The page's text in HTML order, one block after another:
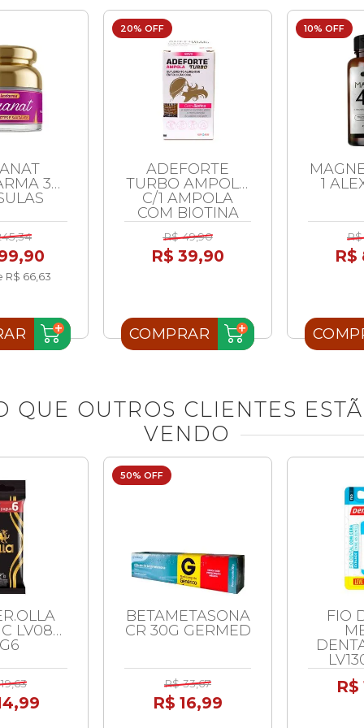
30
R$ 66,63
20% OFF
ADEFORTE
TURBO AMPOLA
C/1 AMPOLA
COM BIOTINA
3ML
R$ 49,90
R$ 39,90
COMPRAR
10% OFF
1
R$
QUE OUTROS CLIENTES
VENDO
LV08
50% OFF
BETAMETASONA
CR 30G GERMED
R$ 33,67
R$ 16,99
FIO
R$